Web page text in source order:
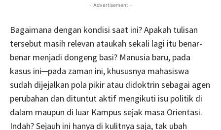
- Advertisement -
Bagaimana dengan kondisi saat ini? Apakah tulisan
tersebut masih relevan ataukah sekali lagi itu benar-
benar menjadi dongeng basi? Manusia baru, pada
kasus ini─pada zaman ini, khususnya mahasiswa
sudah dijejalkan pola pikir atau didoktrin sebagai agen
perubahan dan dituntut aktif mengikuti isu politik di
dalam maupun di luar Kampus sejak masa Orientasi.
Indah? Sejauh ini hanya di kulitnya saja, tak ubah